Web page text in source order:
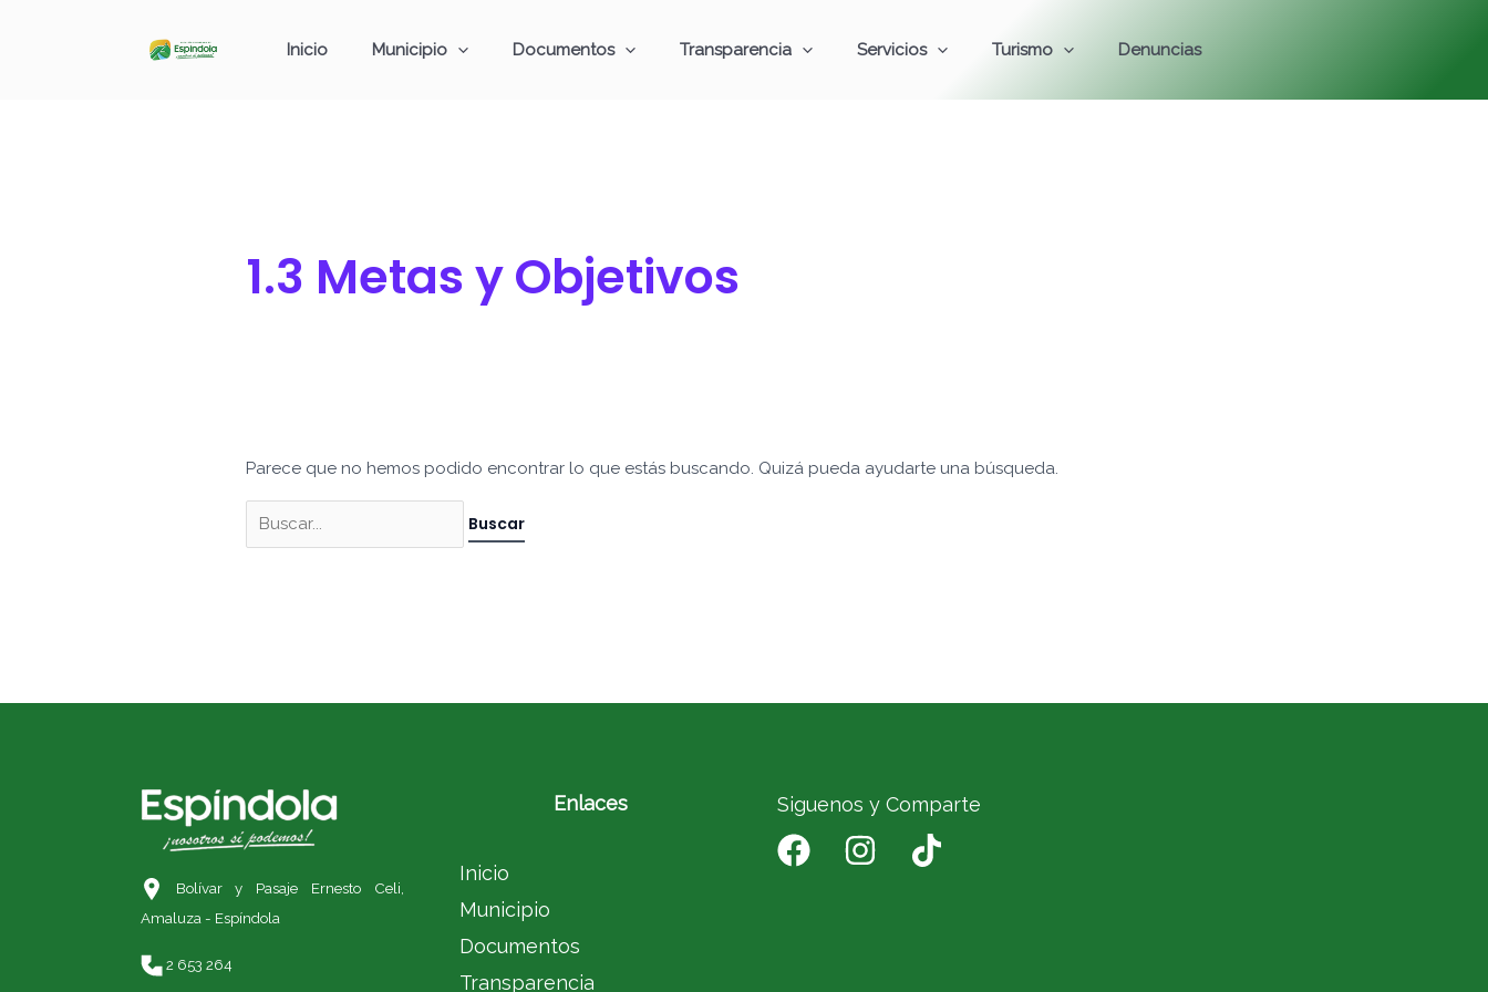
Inicio Municipio Documentos Transparencia Servicios Turismo Denuncias
1.3 Metas y Objetivos
Parece que no hemos podido encontrar lo que estás buscando. Quizá pueda ayudarte una búsqueda.
Bolívar y Pasaje Ernesto Celi,
Amaluza - Espíndola
2 653 264
Enlaces
Inicio
Municipio
Documentos
Transparencia
Siguenos y Comparte